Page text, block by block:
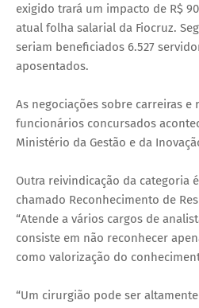
exigido trará um impacto de R$
atual folha salarial da Fiocruz.
seriam beneficiados 6.527
aposentados.
As negociações sobre carreiras e
funcionários concursados
Ministério da Gestão e da
Outra reivindicação da categoria
chamado Reconhecimento de
“Atende a vários cargos de
consiste em não reconhecer
como valorização do
“Um cirurgião pode ser